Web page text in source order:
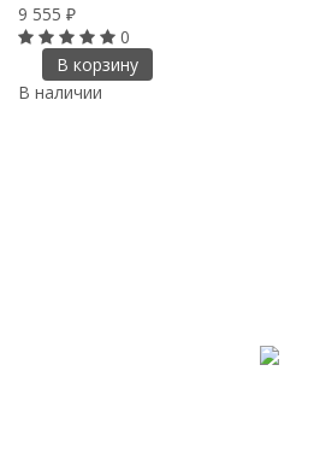
9 555 ₽
0
В корзину
В наличии